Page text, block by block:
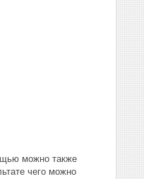
можно также
чего можно